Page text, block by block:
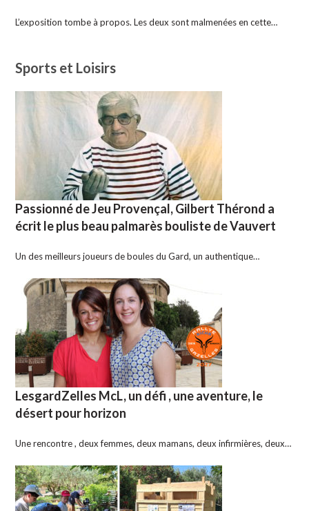
L’exposition tombe à propos. Les deux sont malmenées en cette…
Sports et Loisirs
Passionné de Jeu Provençal, Gilbert Thérond a
écrit le plus beau palmarès bouliste de Vauvert
Un des meilleurs joueurs de boules du Gard, un authentique…
LesgardZelles McL, un défi , une aventure, le
désert pour horizon
Une rencontre , deux femmes, deux mamans, deux infirmières, deux…